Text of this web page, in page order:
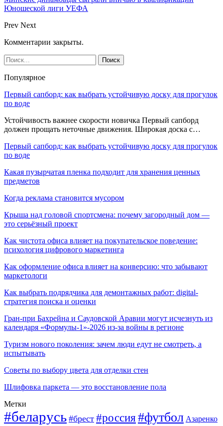
Юношеской лиги УЕФА
Prev Next
Комментарии закрыты.
Популярное
Первый сапборд: как выбрать устойчивую доску для прогулок
по воде
Устойчивость важнее скорости новичка Первый сапборд
должен прощать неточные движения. Широкая доска с…
Первый сапборд: как выбрать устойчивую доску для прогулок
по воде
Какая пузырчатая пленка подходит для хранения ценных
предметов
Когда реклама становится мусором
Крыша над головой спортсмена: почему загородный дом —
это серьёзный проект
Как чистота офиса влияет на покупательское поведение:
психология цифрового маркетинга
Как оформление офиса влияет на конверсию: что забывают
маркетологи
Как выбрать подрядчика для демонтажных работ: digital-
стратегия поиска и оценки
Гран-при Бахрейна и Саудовской Аравии могут исчезнуть из
календаря «Формулы-1»-2026 из-за войны в регионе
Туризм нового поколения: зачем люди едут не смотреть, а
испытывать
Советы по выбору цвета для отделки стен
Шлифовка паркета — это восстановление пола
Метки
#беларусь #брест #россия#футбол Азаренко